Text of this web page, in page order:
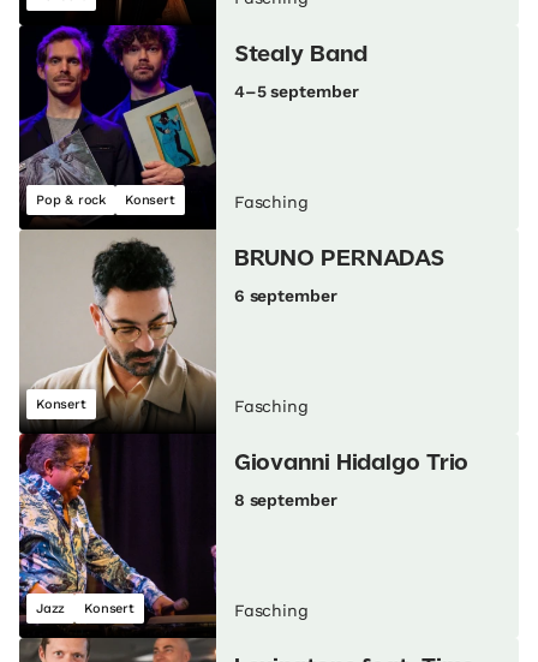
Pop & rock Konsert
Stealy Band
4–5 september
Fasching
Konsert
BRUNO PERNADAS
6 september
Fasching
Jazz Konsert
Giovanni Hidalgo Trio
8 september
Fasching